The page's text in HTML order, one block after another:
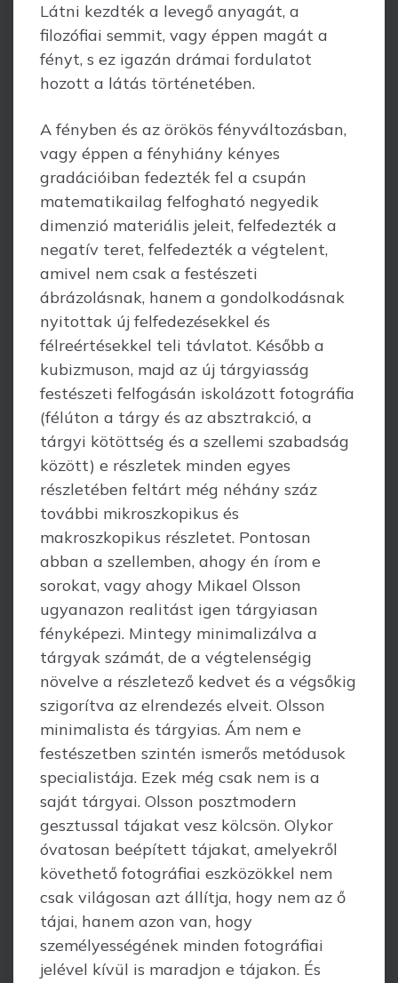
Látni kezdték a levegő anyagát, a
filozófiai semmit, vagy éppen magát a
fényt, s ez igazán drámai fordulatot
hozott a látás történetében.
A fényben és az örökös fényváltozásban,
vagy éppen a fényhiány kényes
gradációiban fedezték fel a csupán
matematikailag felfogható negyedik
dimenzió materiális jeleit, felfedezték a
negatív teret, felfedezték a végtelent,
amivel nem csak a festészeti
ábrázolásnak, hanem a gondolkodásnak
nyitottak új felfedezésekkel és
félreértésekkel teli távlatot. Később a
kubizmuson, majd az új tárgyiasság
festészeti felfogásán iskolázott fotográfia
(félúton a tárgy és az absztrakció, a
tárgyi kötöttség és a szellemi szabadság
között) e részletek minden egyes
részletében feltárt még néhány száz
további mikroszkopikus és
makroszkopikus részletet. Pontosan
abban a szellemben, ahogy én írom e
sorokat, vagy ahogy Mikael Olsson
ugyanazon realitást igen tárgyiasan
fényképezi. Mintegy minimalizálva a
tárgyak számát, de a végtelenségig
növelve a részletező kedvet és a végsőkig
szigorítva az elrendezés elveit. Olsson
minimalista és tárgyias. Ám nem e
festészetben szintén ismerős metódusok
specialistája. Ezek még csak nem is a
saját tárgyai. Olsson posztmodern
gesztussal tájakat vesz kölcsön. Olykor
óvatosan beépített tájakat, amelyekről
követhető fotográfiai eszközökkel nem
csak világosan azt állítja, hogy nem az ő
tájai, hanem azon van, hogy
személyességének minden fotográfiai
jelével kívül is maradjon e tájakon. És